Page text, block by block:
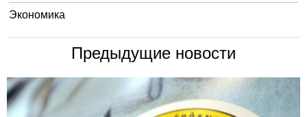
Экономика
Предыдущие новости